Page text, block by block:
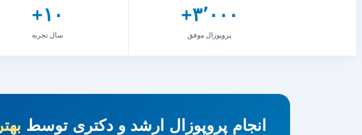
۳٬۰۰۰+
پروپوزال موفق
۱۰+
سال تجربه
انجام پروپوزال ارشد و دکتری توسط